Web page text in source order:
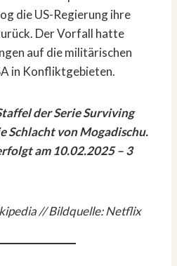
die US-Regierung ihre
Der Vorfall hatte
auf die militärischen
in Konfliktgebieten.
der Serie Surviving
Schlacht von Mogadischu.
am 10.02.2025 – 3
// Bildquelle: Netflix